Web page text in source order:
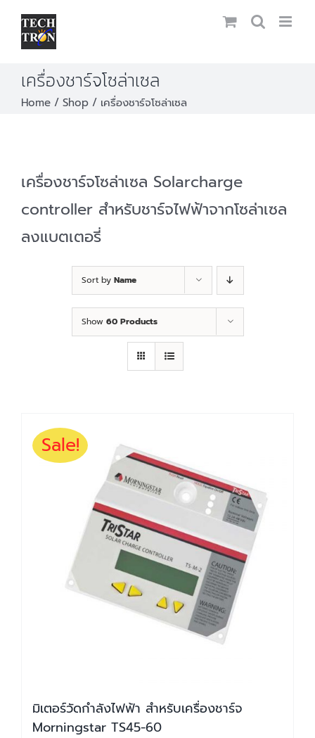
Skip
contentเครื่องชาร์จโซล่าเซล
Home Shop เครื่องชาร์จโซล่าเซล
เครื่องชาร์จโซล่าเซล Solarcharge
controller สำหรับชาร์จไฟฟ้าจากโซล่าเซล
ลงแบตเตอรี่
Sort by Name
Show 60 Products
Sale!
มิเตอร์วัดกำลังไฟฟ้า สำหรับเครื่องชาร์จ
Morningstar TS45-60